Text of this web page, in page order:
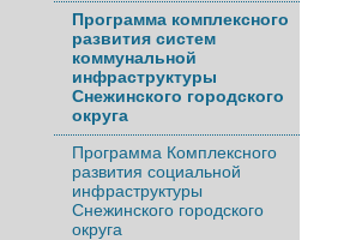
Программа комплексного
развития систем
коммунальной
инфраструктуры
Снежинского городского
округа
Программа Комплексного
развития социальной
инфраструктуры
Снежинского городского
округа